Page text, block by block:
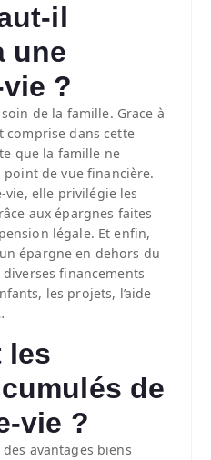
il
une
?
de la famille. Grace à
comprise dans cette
que la famille ne
de vue financière.
vie, elle privilégie les
aux épargnes faites
légale. Et enfin,
épargne en dehors du
financements
les projets, l’aide
les
de
vie ?
des avantages biens